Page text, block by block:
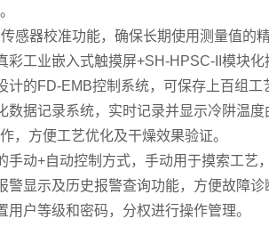
感器校准功能，确保长期使用测量值的精
彩工业嵌入式触摸屏+SH-HPSC-II模块化
计的FD-EMB控制系统，可保存上百组
数据记录系统，实时记录并显示冷阱温
，方便工艺优化及干燥效果验证。
手动+自动控制方式，手动用于摸索工艺
警显示及历史报警查询功能，方便故障诊
用户等级和密码，分权进行操作管理。